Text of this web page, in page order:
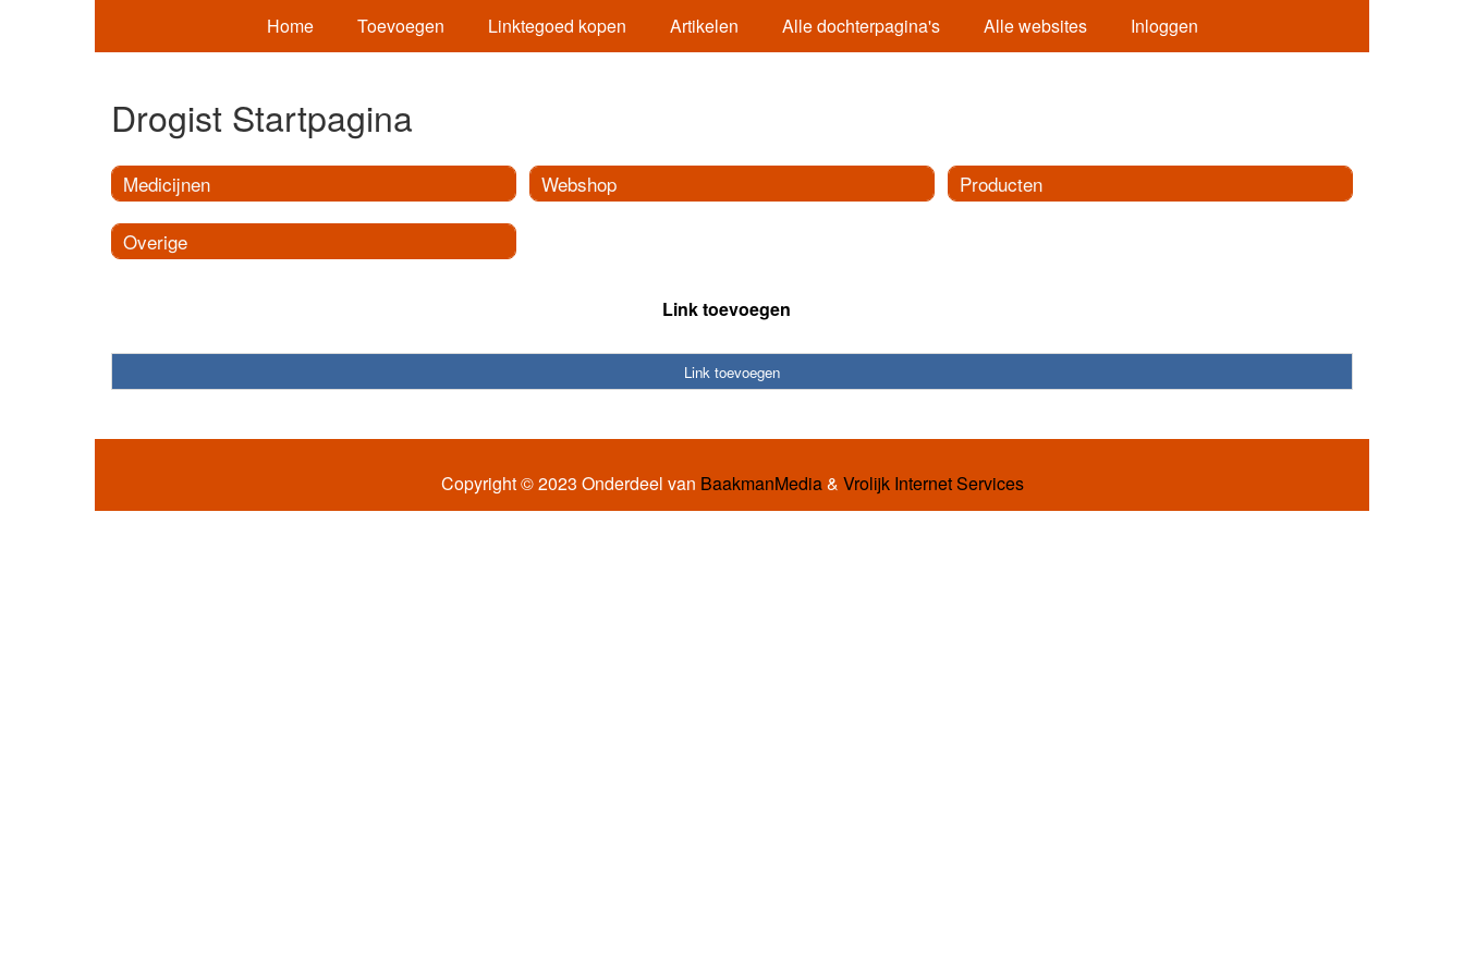
Home Toevoegen Linktegoed kopen Artikelen Alle dochterpagina's Alle websites Inloggen
Drogist Startpagina
Medicijnen
Overige
Webshop Producten
Link toevoegen
Link toevoegen
Copyright © 2023 Onderdeel van BaakmanMedia& Vrolijk Internet Services